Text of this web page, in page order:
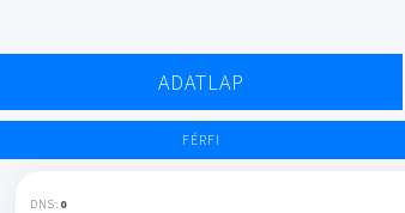
ADATLAP
FÉRFI
DNS: 0